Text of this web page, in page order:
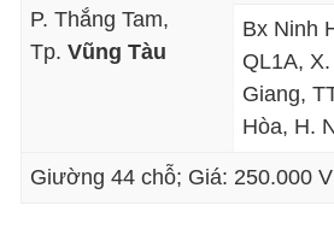
P. Thắng Tam,
Tp.Vũng Tàu
Bx Ninh
QL1A,
Giang,
Hòa, H.
Giường 44 chỗ; Giá: 250.000